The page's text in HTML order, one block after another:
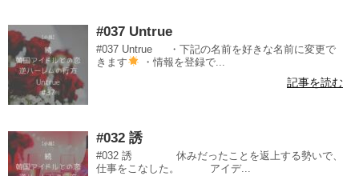
#037 Untrue
#037 Untrue ・下記の名前を好きな名前に変更で
きます
・情報を登録で...
記事を読む
#032 誘
#032 誘 休みだったことを返上する勢いで、
仕事をこなした。 アイデ...